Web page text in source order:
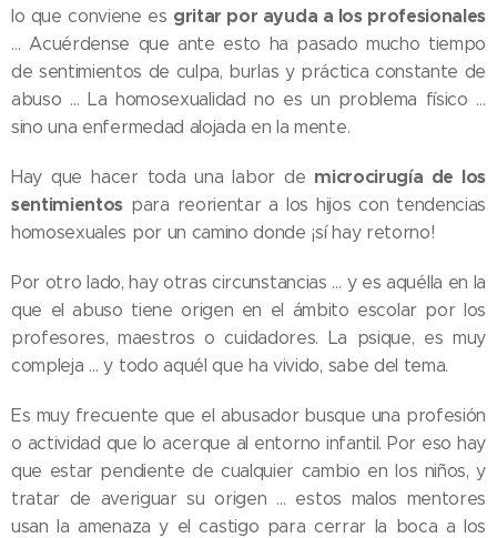
lo que conviene es gritar por ayuda a los profesionales
… Acuérdense que ante esto ha pasado mucho tiempo
de sentimientos de culpa, burlas y práctica constante de
abuso … La homosexualidad no es un problema físico …
sino una enfermedad alojada en la mente.
Hay que hacer toda una labor de microcirugía de los
sentimientos para reorientar a los hijos con tendencias
homosexuales por un camino donde ¡sí hay retorno!
Por otro lado, hay otras circunstancias … y es aquélla en la
que el abuso tiene origen en el ámbito escolar por los
profesores, maestros o cuidadores. La psique, es muy
compleja … y todo aquél que ha vivido, sabe del tema.
Es muy frecuente que el abusador busque una profesión
o actividad que lo acerque al entorno infantil. Por eso hay
que estar pendiente de cualquier cambio en los niños, y
tratar de averiguar su origen … estos malos mentores
usan la amenaza y el castigo para cerrar la boca a los